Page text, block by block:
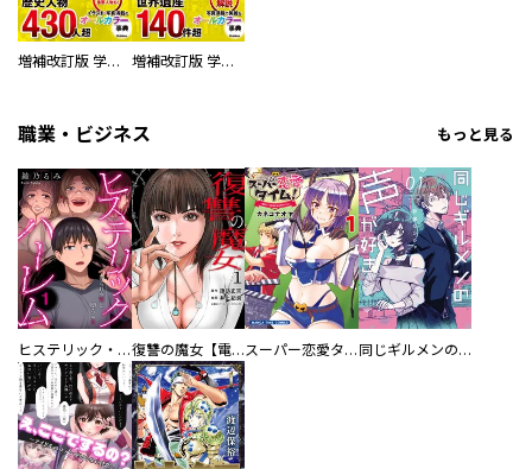
増補改訂版 学研まんが NEW世界の歴史 別巻 人物学習事典 増補改訂版 学研まんが NEW世界の歴史 別巻 世界遺産学習事典
職業・ビジネス もっと見る
ヒステリック・ハーレム～搾られる男と堕ちる女～【電子単行本版】 復讐の魔女【電子単行本版】 スーパー恋愛タイム！～現場でドＳな彼女は自宅でデレる～ 同じギルメンの声が好き